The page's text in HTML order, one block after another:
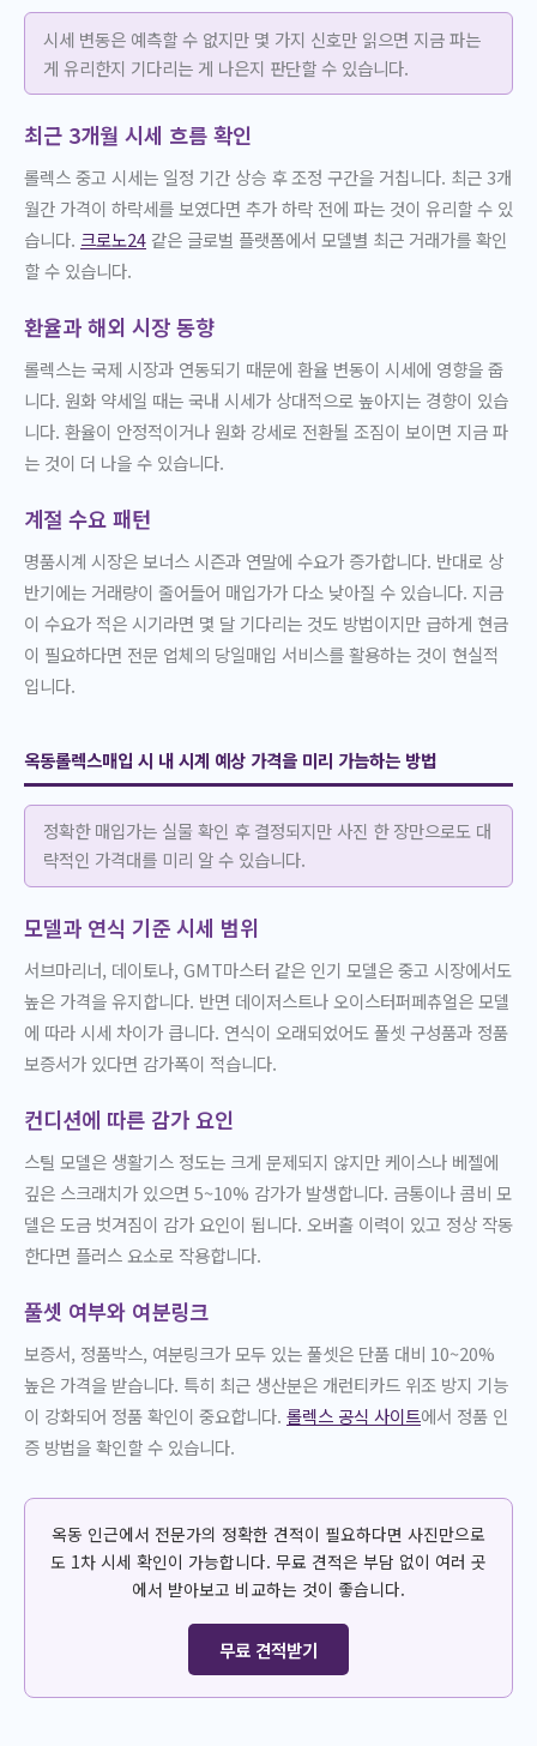
시세 변동은 예측할 수 없지만 몇 가지 신호만 읽으면 지금 파는
게 유리한지 기다리는 게 나은지 판단할 수 있습니다.
최근 3개월 시세 흐름 확인
롤렉스 중고 시세는 일정 기간 상승 후 조정 구간을 거칩니다. 최근 3개
월간 가격이 하락세를 보였다면 추가 하락 전에 파는 것이 유리할 수 있
습니다. 크로노24 같은 글로벌 플랫폼에서 모델별 최근 거래가를 확인
할 수 있습니다.
환율과 해외 시장 동향
롤렉스는 국제 시장과 연동되기 때문에 환율 변동이 시세에 영향을 줍
니다. 원화 약세일 때는 국내 시세가 상대적으로 높아지는 경향이 있습
니다. 환율이 안정적이거나 원화 강세로 전환될 조짐이 보이면 지금 파
는 것이 더 나을 수 있습니다.
계절 수요 패턴
명품시계 시장은 보너스 시즌과 연말에 수요가 증가합니다. 반대로 상
반기에는 거래량이 줄어들어 매입가가 다소 낮아질 수 있습니다. 지금
이 수요가 적은 시기라면 몇 달 기다리는 것도 방법이지만 급하게 현금
이 필요하다면 전문 업체의 당일매입 서비스를 활용하는 것이 현실적
입니다.
옥동롤렉스매입 시 내 시계 예상 가격을 미리 가늠하는 방법
정확한 매입가는 실물 확인 후 결정되지만 사진 한 장만으로도 대
략적인 가격대를 미리 알 수 있습니다.
모델과 연식 기준 시세 범위
서브마리너, 데이토나, GMT마스터 같은 인기 모델은 중고 시장에서도
높은 가격을 유지합니다. 반면 데이저스트나 오이스터퍼페츄얼은 모델
에 따라 시세 차이가 큽니다. 연식이 오래되었어도 풀셋 구성품과 정품
보증서가 있다면 감가폭이 적습니다.
컨디션에 따른 감가 요인
스틸 모델은 생활기스 정도는 크게 문제되지 않지만 케이스나 베젤에
깊은 스크래치가 있으면 5~10% 감가가 발생합니다. 금통이나 콤비 모
델은 도금 벗겨짐이 감가 요인이 됩니다. 오버홀 이력이 있고 정상 작동
한다면 플러스 요소로 작용합니다.
풀셋 여부와 여분링크
보증서, 정품박스, 여분링크가 모두 있는 풀셋은 단품 대비 10~20%
높은 가격을 받습니다. 특히 최근 생산분은 개런티카드 위조 방지 기능
이 강화되어 정품 확인이 중요합니다. 롤렉스 공식 사이트에서 정품 인
증 방법을 확인할 수 있습니다.
옥동 인근에서 전문가의 정확한 견적이 필요하다면 사진만으로
도 1차 시세 확인이 가능합니다. 무료 견적은 부담 없이 여러 곳
에서 받아보고 비교하는 것이 좋습니다.
무료 견적받기